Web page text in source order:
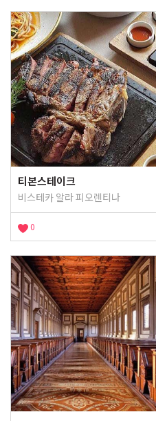
티본스테이크
비스테카 알라 피오렌티나
0